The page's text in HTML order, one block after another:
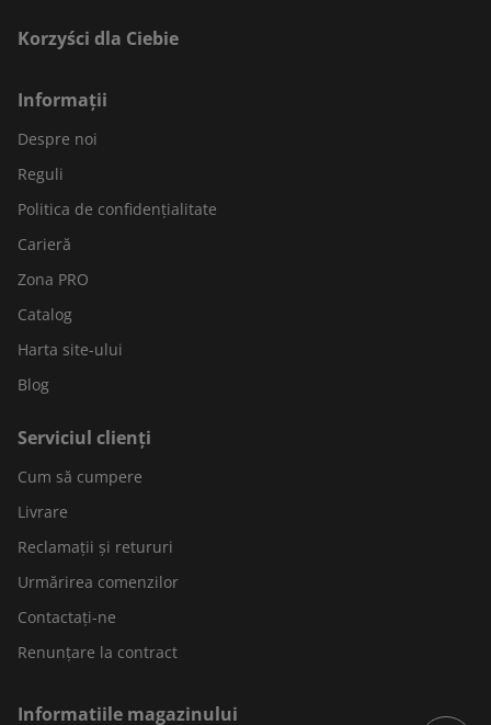
Korzyści dla Ciebie
Informații
Despre noi
Reguli
Politica de confidențialitate
Carieră
Zona PRO
Catalog
Harta site-ului
Blog
Serviciul clienți
Cum să cumpere
Livrare
Reclamații și retururi
Urmărirea comenzilor
Contactați-ne
Renunțare la contract
Informatiile magazinului